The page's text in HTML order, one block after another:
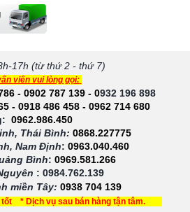
17h (từ thứ 2 - thứ 7)
viên vui lòng gọi:
- 0902 787 139- 0932 196 898
- 0918 486 458 - 0962 714 680
0962.986.450
Thái Bình: 0868.227775
Nam Định: 0963.040.460
Bình: 0969.581.266
: 0984.762.139
miền Tây: 0938 704 139
* Dịch vụ sau bán hàng tận tâm.